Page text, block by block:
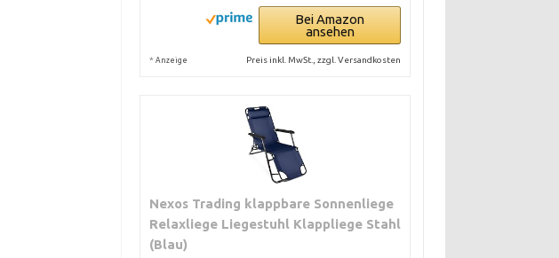
Bei Amazon
ansehen
* Anzeige Preis inkl. MwSt., zzgl. Versandkosten
Nexos Trading klappbare Sonnenliege
Relaxliege Liegestuhl Klappliege Stahl
(Blau)